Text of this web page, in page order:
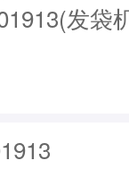
发袋